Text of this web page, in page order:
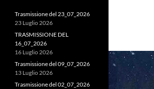
Trasmissione del 23_07_2026
23 Luglio 2026
TRASMISSIONE DEL
16_07_2026
16 Luglio 2026
Trasmissione del 09_07_2026
13 Luglio 2026
Trasmissione del 02_07_2026